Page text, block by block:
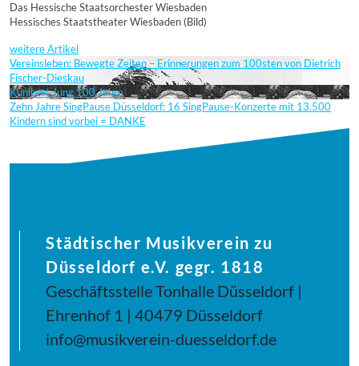
Das Hessische Staatsorchester Wiesbaden
Hessisches Staatstheater Wiesbaden (Bild)
weitere Artikel
Vereinsleben: Bewegte Zeiten – Erinnerungen zum 100sten von Dietrich
Fischer-Dieskau
Kunibert Jung 100 Jahre
Zehn Jahre SingPause Düsseldorf: 16 SingPause-Konzerte mit 13.500
Kindern sind vorbei = DANKE
Städtischer Musikverein zu
Düsseldorf e.V. gegr. 1818
Geschäftsstelle Tonhalle Düsseldorf |
Ehrenhof 1 | 40479 Düsseldorf
info@musikverein-duesseldorf.de